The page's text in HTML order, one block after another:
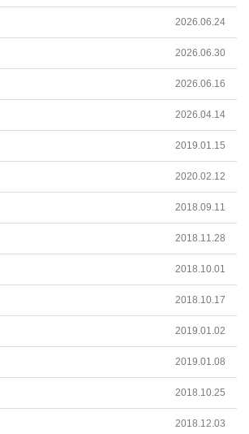
2026.06.24
2026.06.30
2026.06.16
2026.04.14
2019.01.15
2020.02.12
2018.09.11
2018.11.28
2018.10.01
2018.10.17
2019.01.02
2019.01.08
2018.10.25
2018.12.03